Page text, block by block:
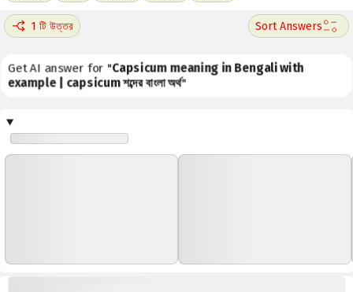
1 টি উত্তর
Get AI answer for "Capsicum meaning in Bengali with
example | capsicum শব্দের বাংলা অর্থ"